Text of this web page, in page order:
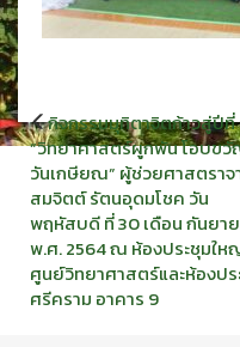
แนะแนว
เรื่อง
กิจกรรมมุทิตาจิตก้าวสู่ปีที่
“วิทยาศาสตร์ผูกพัน โอบข
วันเกษียณ” ผู้ช่วยศาสตราจ
สมจิตต์ รัตนอุดมโชค วัน
พฤหัสบดี ที่ 30 เดือน กันยา
พ.ศ. 2564 ณ ห้องประชุมให
ศูนย์วิทยาศาสตร์และห้องปร
ศรีคราม อาคาร 9